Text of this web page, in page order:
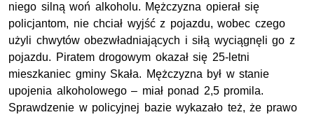
niego silną woń alkoholu. Mężczyzna opierał się
policjantom, nie chciał wyjść z pojazdu, wobec czego
użyli chwytów obezwładniających i siłą wyciągnęli go z
pojazdu. Piratem drogowym okazał się 25-letni
mieszkaniec gminy Skała. Mężczyzna był w stanie
upojenia alkoholowego – miał ponad 2,5 promila.
Sprawdzenie w policyjnej bazie wykazało też, że prawo